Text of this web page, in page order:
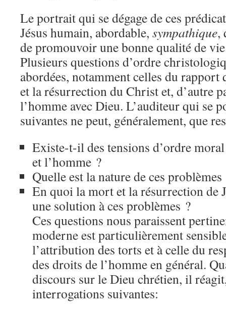
Le portrait qui se dégage de ces
Jésus humain, abordable, sympathique,
de promouvoir une bonne qualité de
Plusieurs questions d’ordre
abordées, notamment celles du
et la résurrection du Christ et, d’autre
l’homme avec Dieu. L’auditeur qui se
suivantes ne peut, généralement, que
Existe-t-il des tensions d’ordre
et l’homme ?
Quelle est la nature de ces problèmes
En quoi la mort et la résurrection de
une solution à ces problèmes ?
Ces questions nous paraissent
moderne est particulièrement
l’attribution des torts et à celle du
des droits de l’homme en général.
discours sur le Dieu chrétien, il
interrogations suivantes: